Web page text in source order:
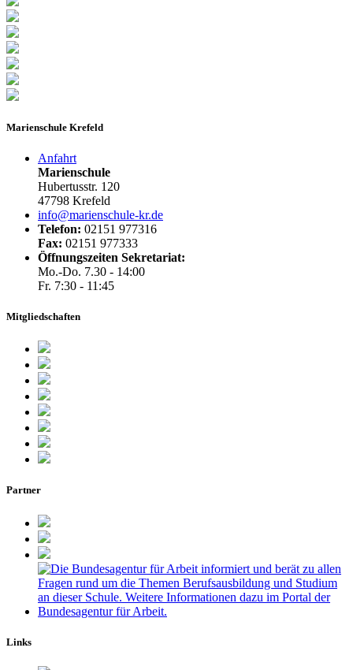
Marienschule Krefeld
Anfahrt
Marienschule
Hubertusstr. 120
47798 Krefeld
info@marienschule-kr.de
Telefon: 02151 977316
Fax: 02151 977333
Öffnungszeiten Sekretariat:
Mo.-Do. 7.30 - 14:00
Fr. 7:30 - 11:45
Mitgliedschaften
Partner
Links